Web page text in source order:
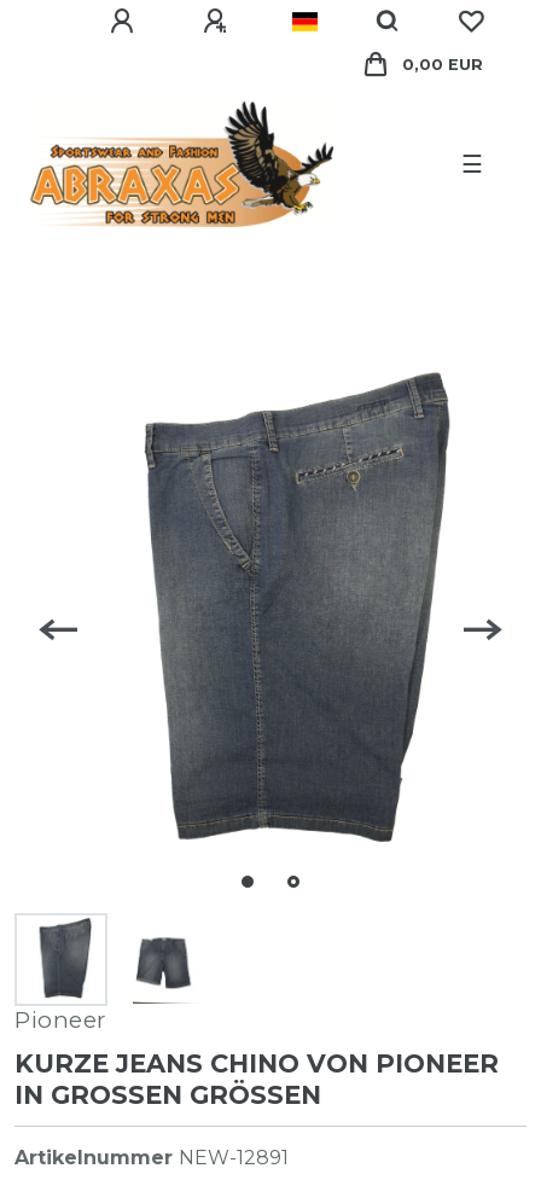
0,00 EUR
☰
Pioneer
KURZE JEANS CHINO VON PIONEER
IN GROSSEN GRÖSSEN
Artikelnummer NEW-12891